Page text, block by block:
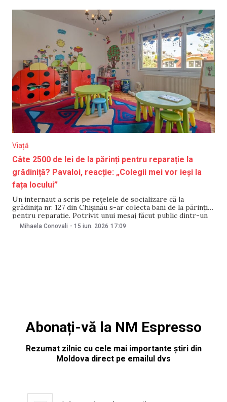
Viață
Câte 2500 de lei de la părinți pentru reparație la
grădiniță? Pavaloi, reacție: „Colegii mei vor ieși la
fața locului”
Un internaut a scris pe rețelele de socializare că la
grădinița nr. 127 din Chișinău s-ar colecta bani de la părinți
pentru reparație. Potrivit unui mesaj făcut public dintr-un
chat, suma ar ajunge la 2500 de lei, fiind stabilită „având în
Mihaela Conovali - 15 iun. 2026 17:09
Abonați-vă la NM Espresso
Rezumat zilnic cu cele mai importante știri din
Moldova direct pe emailul dvs